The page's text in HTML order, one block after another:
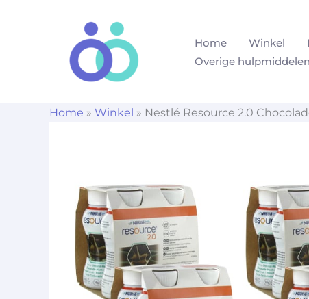
Home Winkel
Overige hulpmiddelen
Home » Winkel » Nestlé Resource 2.0